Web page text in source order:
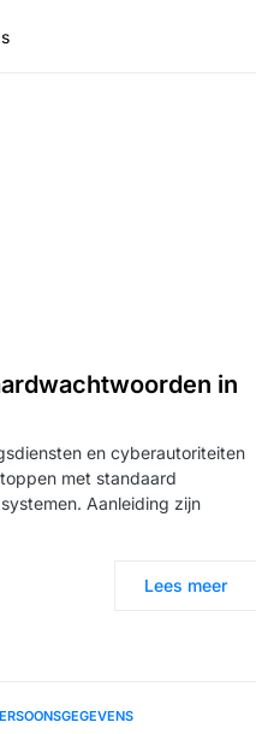
in
en cyberautoriteiten
met standaard
Aanleiding zijn
Lees meer